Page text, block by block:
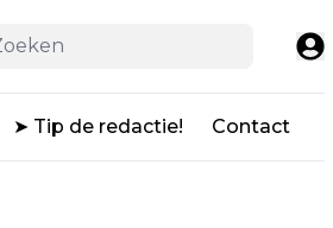
➤ Tip de redactie! Contact